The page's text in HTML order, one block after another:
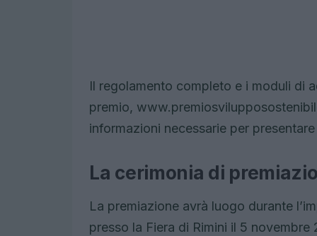
Il regolamento completo e i moduli di
premio,
informazioni necessarie per
La cerimonia di
La premiazione avrà luogo durante
presso la Fiera di Rimini il 5